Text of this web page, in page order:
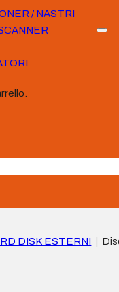
/ NASTRI
DISK ESTERNI